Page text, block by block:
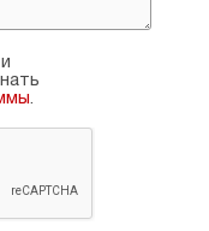
.